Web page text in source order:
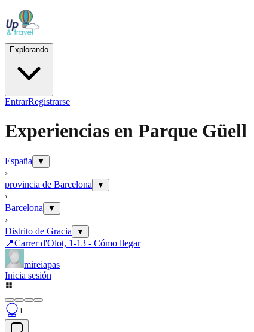
Explorando
EntrarRegistrarse
Experiencias en Parque Güell
España ▼
›
provincia de Barcelona
▼
›
Barcelona
▼
›
Distrito de Gracia
▼
📍Carrer d'Olot, 1-13 - Cómo llegar
mireiapas
Inicia sesión
1